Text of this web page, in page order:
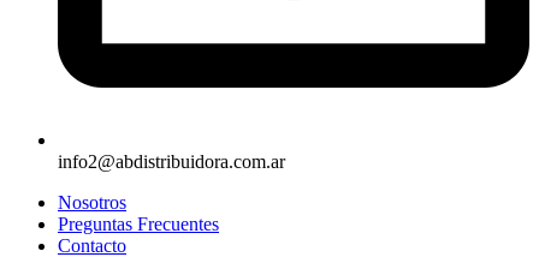
info2@abdistribuidora.com.ar
Nosotros
Preguntas Frecuentes
Contacto